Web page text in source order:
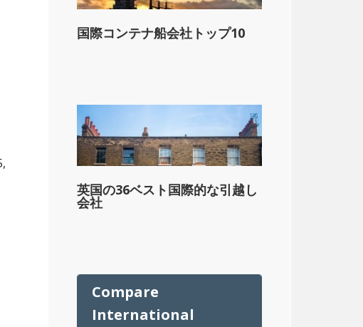
ドル
国際コンテナ船会社トップ10
英国の36ベスト国際的な引越し
会社